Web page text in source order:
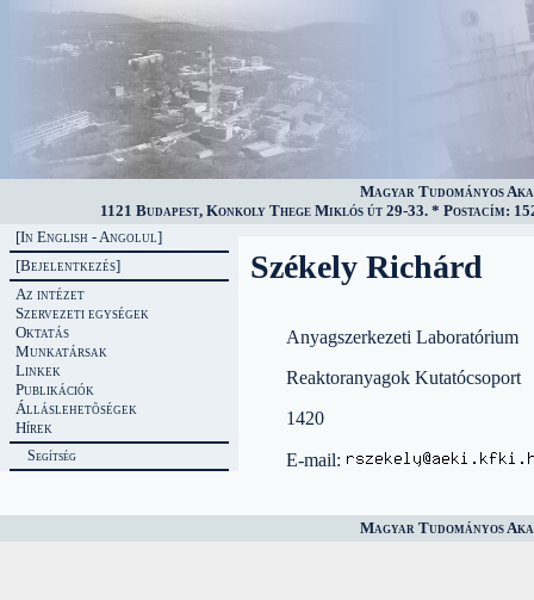
Magyar Tudományos
1121 Budapest, Konkoly Thege Miklós út 29-33. * Postacím:
[In English - Angolul]
[Bejelentkezés]
Az intézet
Szervezeti egységek
Oktatás
Munkatársak
Linkek
Publikációk
Álláslehetõségek
Hírek
Segítség
Székely Richárd
Anyagszerkezeti Laboratórium
Reaktoranyagok Kutatócsoport
1420
E-mail:
Magyar Tudományos